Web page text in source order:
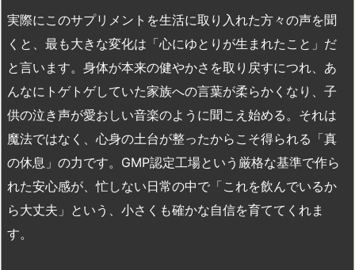
実際にこのサプリメントを生活に取り入れた方々の声を聞
くと、最も大きな変化は「心にゆとりが生まれたこと」だ
と言います。身体が本来の健やかさを取り戻すにつれ、あ
んなにトゲトゲしていた家族への言葉が柔らかくなり、子
供の泣き声が愛おしい音楽のように聞こえ始める。それは
魔法ではなく、心身の土台が整ったからこそ得られる「真
の休息」の力です。 GMP認定工場という厳格な基準で作ら
れた安心感が、忙しない日常の中で「これを飲んでいるか
ら大丈夫」という、小さくも確かな自信を育ててくれま
す。